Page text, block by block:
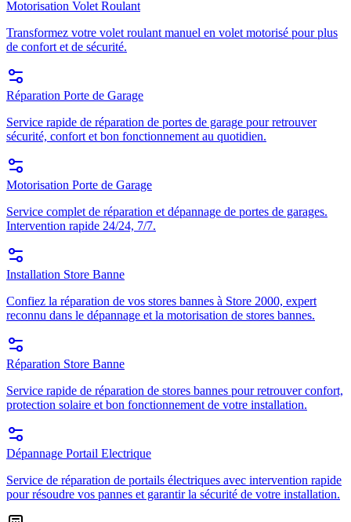
Motorisation Volet Roulant
Transformez votre volet roulant manuel en volet motorisé pour plus
de confort et de sécurité.
Réparation Porte de Garage
Service rapide de réparation de portes de garage pour retrouver
sécurité, confort et bon fonctionnement au quotidien.
Motorisation Porte de Garage
Service complet de réparation et dépannage de portes de garages.
Intervention rapide 24/24, 7/7.
Installation Store Banne
Confiez la réparation de vos stores bannes à Store 2000, expert
reconnu dans le dépannage et la motorisation de stores bannes.
Réparation Store Banne
Service rapide de réparation de stores bannes pour retrouver confort,
protection solaire et bon fonctionnement de votre installation.
Dépannage Portail Electrique
Service de réparation de portails électriques avec intervention rapide
pour résoudre vos pannes et garantir la sécurité de votre installation.